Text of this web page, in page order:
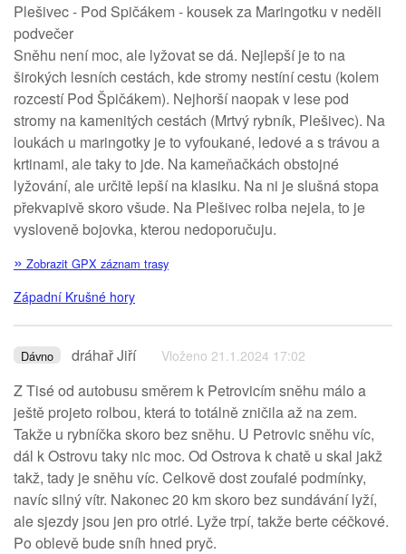
Plešivec - Pod Spičákem - kousek za Maringotku v neděli
podvečer
Sněhu není moc, ale lyžovat se dá. Nejlepší je to na
širokých lesních cestách, kde stromy nestíní cestu (kolem
rozcestí Pod Špičákem). Nejhorší naopak v lese pod
stromy na kamenitých cestách (Mrtvý rybník, Plešivec). Na
loukách u maringotky je to vyfoukané, ledové a s trávou a
krtinami, ale taky to jde. Na kameňačkách obstojné
lyžování, ale určitě lepší na klasiku. Na ni je slušná stopa
překvapivě skoro všude. Na Plešivec rolba nejela, to je
vysloveně bojovka, kterou nedoporučuju.
» Zobrazit GPX záznam trasy
Západní Krušné hory
Dávno dráhař Jiří Vloženo 21.1.2024 17:02
Z Tisé od autobusu směrem k Petrovicím sněhu málo a
ještě projeto rolbou, která to totálně zničila až na zem.
Takže u rybníčka skoro bez sněhu. U Petrovic sněhu víc,
dál k Ostrovu taky nic moc. Od Ostrova k chatě u skal jakž
takž, tady je sněhu víc. Celkově dost zoufalé podmínky,
navíc silný vítr. Nakonec 20 km skoro bez sundávání lyží,
ale sjezdy jsou jen pro otrlé. Lyže trpí, takže berte céčkové.
Po oblevě bude sníh hned pryč.